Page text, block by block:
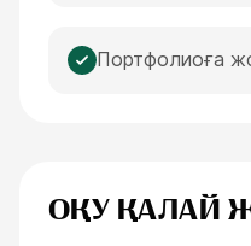
Портфолиоға
ОҚУ ҚАЛАЙ